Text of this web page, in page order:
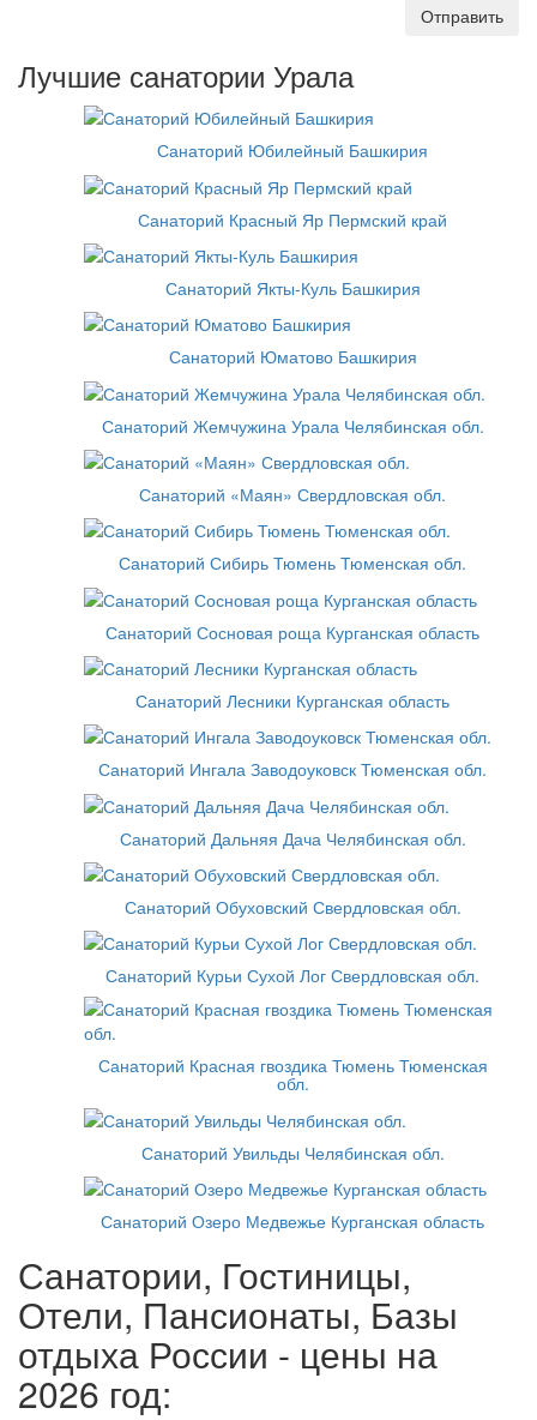
Отправить
Лучшие санатории Урала
Санаторий Юбилейный Башкирия
Санаторий Красный Яр Пермский край
Санаторий Якты-Куль Башкирия
Санаторий Юматово Башкирия
Санаторий Жемчужина Урала Челябинская обл.
Санаторий «Маян» Свердловская обл.
Санаторий Сибирь Тюмень Тюменская обл.
Санаторий Сосновая роща Курганская область
Санаторий Лесники Курганская область
Санаторий Ингала Заводоуковск Тюменская обл.
Санаторий Дальняя Дача Челябинская обл.
Санаторий Обуховский Свердловская обл.
Санаторий Курьи Сухой Лог Свердловская обл.
Санаторий Красная гвоздика Тюмень Тюменская
обл.
Санаторий Увильды Челябинская обл.
Санаторий Озеро Медвежье Курганская область
Санатории, Гостиницы,
Отели, Пансионаты, Базы
отдыха России - цены на
2026 год: